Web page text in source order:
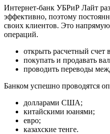
Интернет-банк УБРиР Лайт
эффективно, поэтому
своих клиентов. Это
операций.
открыть расчетный счет
покупать и продавать
проводить переводы
Банком успешно проводятся
долларами США;
китайскими юанями;
евро;
казахские тенге.